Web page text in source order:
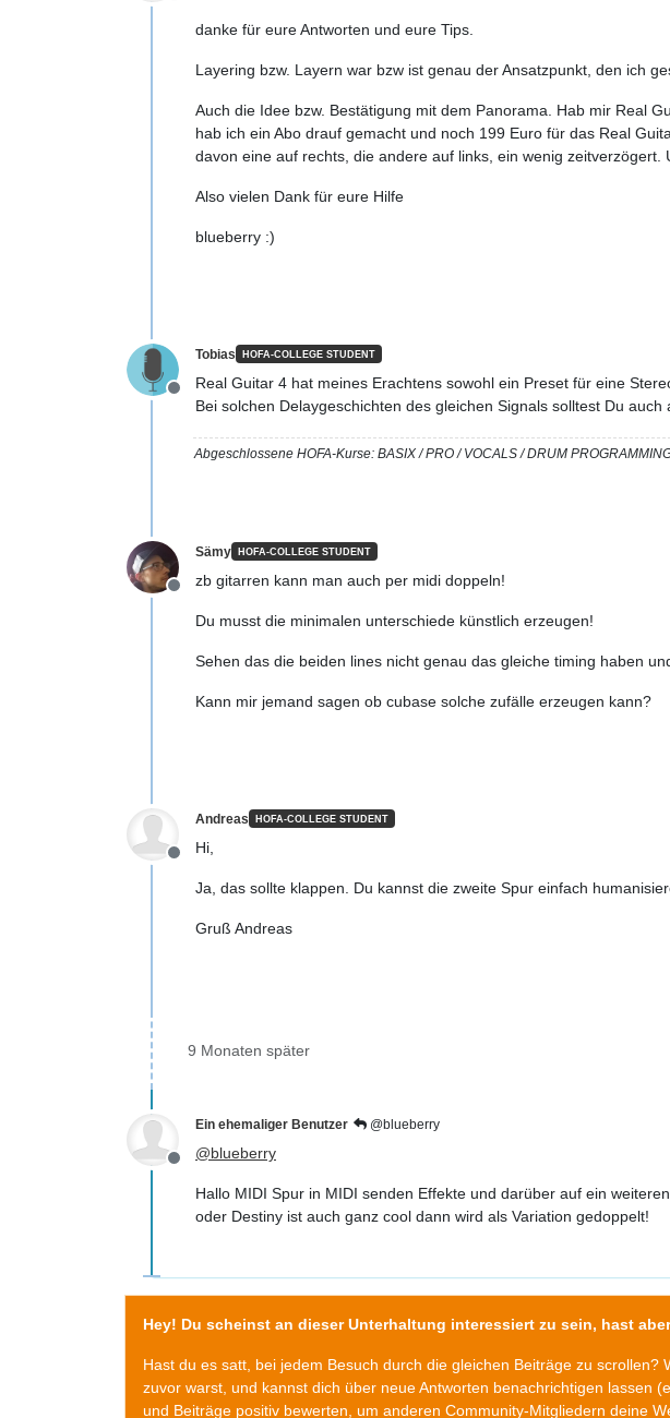
Offline
danke für eure Antworten und eure Tips.
Layering bzw. Layern war bzw ist genau der Ansatzpunkt, den ich
Auch die Idee bzw. Bestätigung mit dem Panorama. Hab mir Real
hab ich ein Abo drauf gemacht und noch 199 Euro für das Real
davon eine auf rechts, die andere auf links, ein wenig zeitverzögert.
Also vielen Dank für eure Hilfe
blueberry :)
Offline
Tobias HOFA-COLLEGE STUDENT
Real Guitar 4 hat meines Erachtens sowohl ein Preset für eine
Bei solchen Delaygeschichten des gleichen Signals solltest Du
Abgeschlossene HOFA-Kurse: BASIX / PRO / VOCALS / DRUM
Offline
Sämy HOFA-COLLEGE STUDENT
zb gitarren kann man auch per midi doppeln!
Du musst die minimalen unterschiede künstlich erzeugen!
Sehen das die beiden lines nicht genau das gleiche timing haben
Kann mir jemand sagen ob cubase solche zufälle erzeugen kann?
Offline
Andreas HOFA-COLLEGE STUDENT
Hi,
Ja, das sollte klappen. Du kannst die zweite Spur einfach
Gruß Andreas
9 Monaten später
Offline
Ein ehemaliger Benutzer @blueberry
@blueberry
Hallo MIDI Spur in MIDI senden Effekte und darüber auf ein
oder Destiny ist auch ganz cool dann wird als Variation gedoppelt!
Hey! Du scheinst an dieser Unterhaltung interessiert zu sein, hast
Hast du es satt, bei jedem Besuch durch die gleichen Beiträge zu
zuvor warst, und kannst dich über neue Antworten benachrichtigen lassen
und Beiträge positiv bewerten, um anderen Community-Mitgliedern deine